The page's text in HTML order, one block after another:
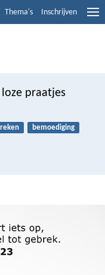
Thema's Inschrijven
loze praatjes
bemoediging